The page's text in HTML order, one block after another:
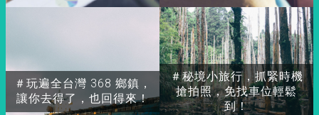
＃玩遍全台灣 368 鄉鎮，
讓你去得了，也回得來！
＃秘境小旅行，抓緊時機
搶拍照，免找車位輕鬆
到！